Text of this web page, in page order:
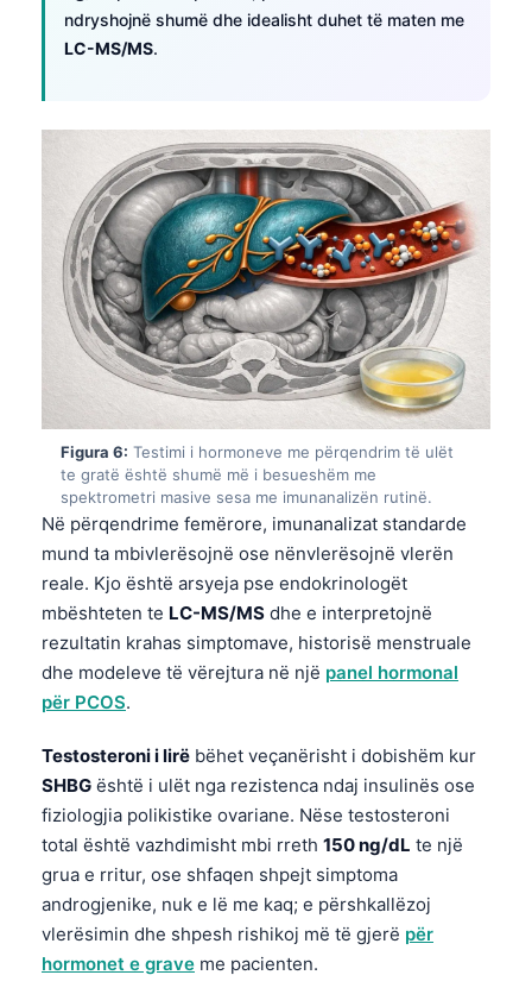
ndryshojnë shumë dhe idealisht duhet të maten me
LC-MS/MS.
Figura 6: Testimi i hormoneve me përqendrim të ulët
te gratë është shumë më i besueshëm me
spektrometri masive sesa me imunanalizën rutinë.
Në përqendrime femërore, imunanalizat standarde
mund ta mbivlerësojnë ose nënvlerësojnë vlerën
reale. Kjo është arsyeja pse endokrinologët
mbështeten te LC-MS/MS dhe e interpretojnë
rezultatin krahas simptomave, historisë menstruale
dhe modeleve të vërejtura në një panel hormonal
për PCOS.
Testosteroni i lirë bëhet veçanërisht i dobishëm kur
SHBG është i ulët nga rezistenca ndaj insulinës ose
fiziologjia polikistike ovariane. Nëse testosteroni
total është vazhdimisht mbi rreth 150 ng/dL te një
grua e rritur, ose shfaqen shpejt simptoma
androgjenike, nuk e lë me kaq; e përshkallëzoj
vlerësimin dhe shpesh rishikoj më të gjerë për
hormonet e grave me pacienten.
كوردی‎
پښتو
سنڌي
සිංහල
অসমীয়া
Galego
Latviešu valoda
Македонски јазик
Euskara
Gàidhlig
Occitan
العربية المغربية
Afrikaans
Монгол
ພາສາລາວ
Basa Jawa
Cebuano
ئۇيغۇرچە
Кыргызча
Татар теле
Беларуская мова
Frysk
Ślōnskŏ gŏdka